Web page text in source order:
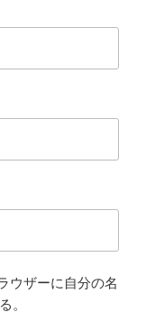
ウザーに自分の名
。